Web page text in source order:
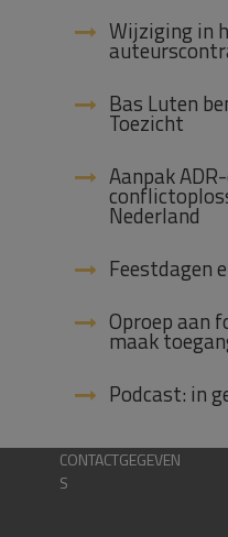
Wijziging in
Bas Luten
Toezicht
Aanpak
Nederland
Feestdagen
Oproep aan
maak
Podcast: in
CONTACTGEGEVEN
S